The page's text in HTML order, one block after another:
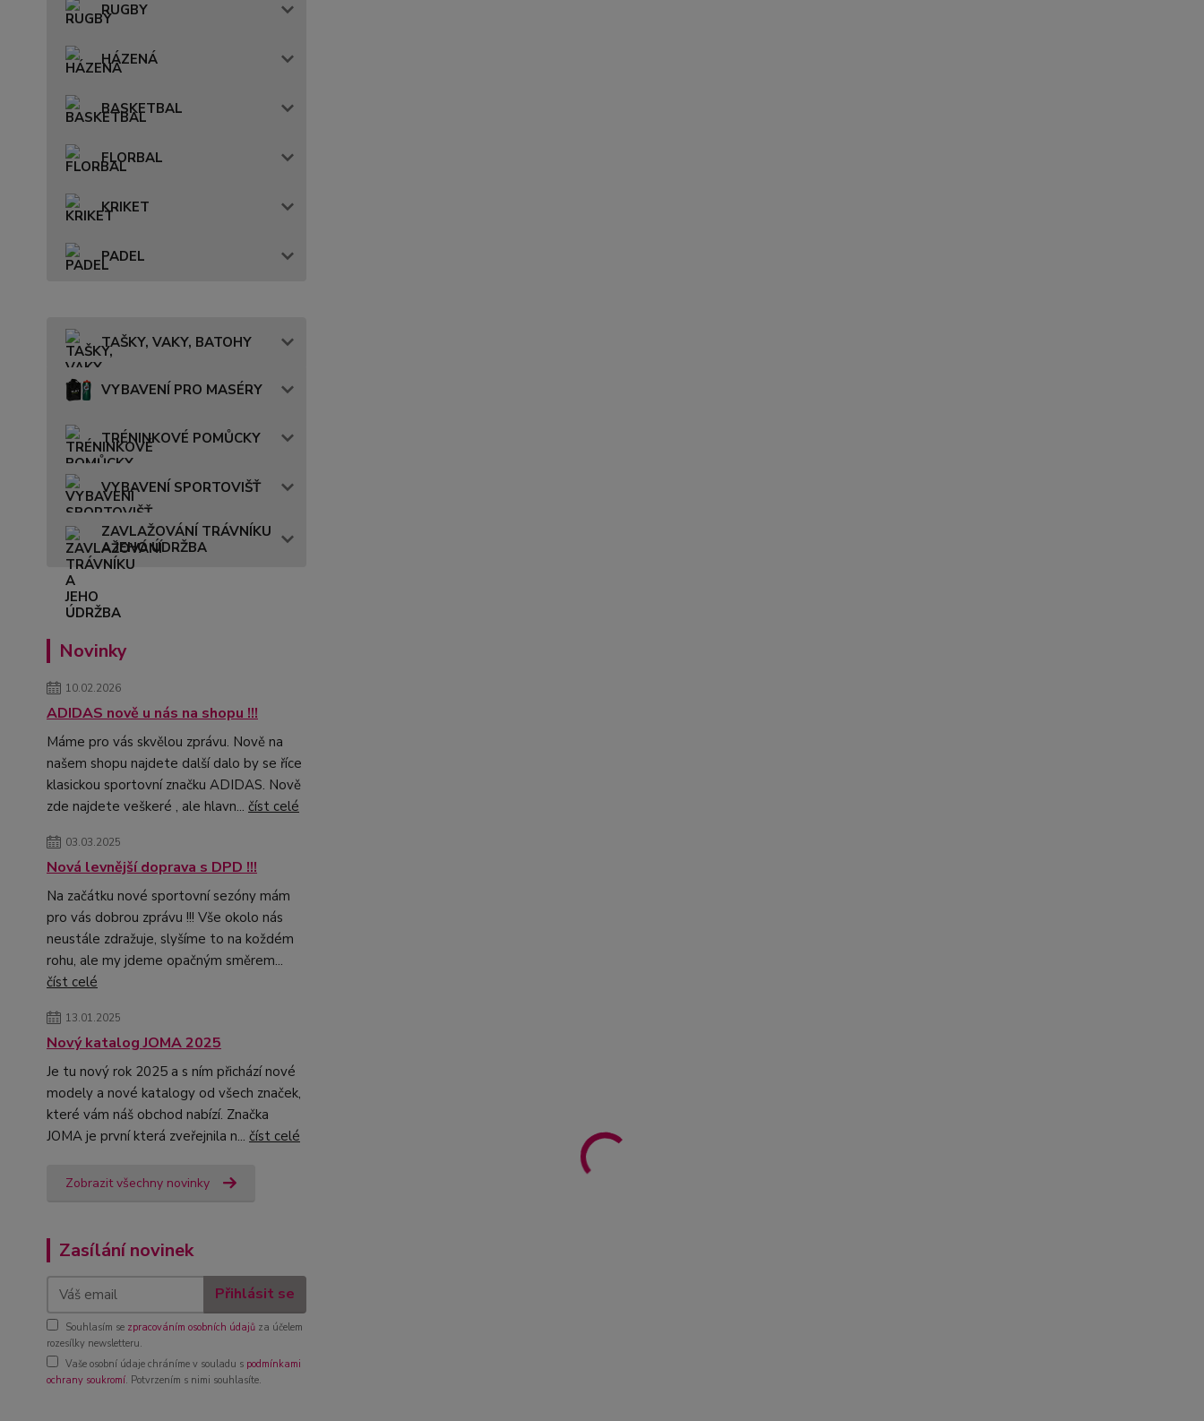
RUGBY
HÁZENÁ
BASKETBAL
FLORBAL
KRIKET
PADEL
TAŠKY, VAKY, BATOHY
VYBAVENÍ PRO MASÉRY
TRÉNINKOVÉ POMŮCKY
VYBAVENÍ SPORTOVIŠŤ
ZAVLAŽOVÁNÍ TRÁVNÍKU
A JEHO ÚDRŽBA
Novinky
10.02.2026
ADIDAS nově u nás na shopu !!!
Máme pro vás skvělou zprávu. Nově na
našem shopu najdete další dalo by se říce
klasickou sportovní značku ADIDAS. Nově
zde najdete veškeré , ale hlavn... číst celé
03.03.2025
Nová levnější doprava s DPD !!!
Na začátku nové sportovní sezóny mám
pro vás dobrou zprávu !!! Vše okolo nás
neustále zdražuje, slyšíme to na koždém
rohu, ale my jdeme opačným směrem...
číst celé
13.01.2025
Nový katalog JOMA 2025
Je tu nový rok 2025 a s ním přichází nové
modely a nové katalogy od všech značek,
které vám náš obchod nabízí. Značka
JOMA je první která zveřejnila n... číst celé
Zobrazit všechny novinky
Zasílání novinek
Přihlásit se
Souhlasím se zpracováním osobních údajů za účelem
rozesílky newsletteru.
Vaše osobní údaje chráníme v souladu s podmínkami
ochrany soukromí. Potvrzením s nimi souhlasíte.